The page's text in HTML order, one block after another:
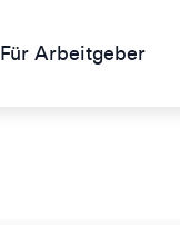
Für Arbeitgeber